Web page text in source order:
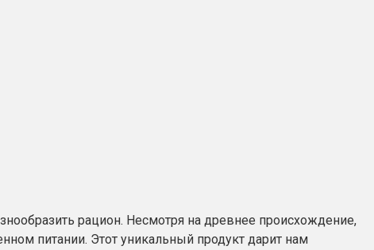
рацион. Несмотря на древнее происхождение,
питании. Этот уникальный продукт дарит нам